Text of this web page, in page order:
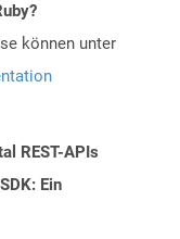
können unter
REST-APIs
Ein